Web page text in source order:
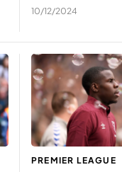
10/12/2024
PREMIER LEAGUE